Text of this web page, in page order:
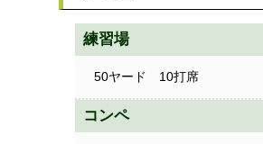
練習場
50ヤード 10打席
コンペ